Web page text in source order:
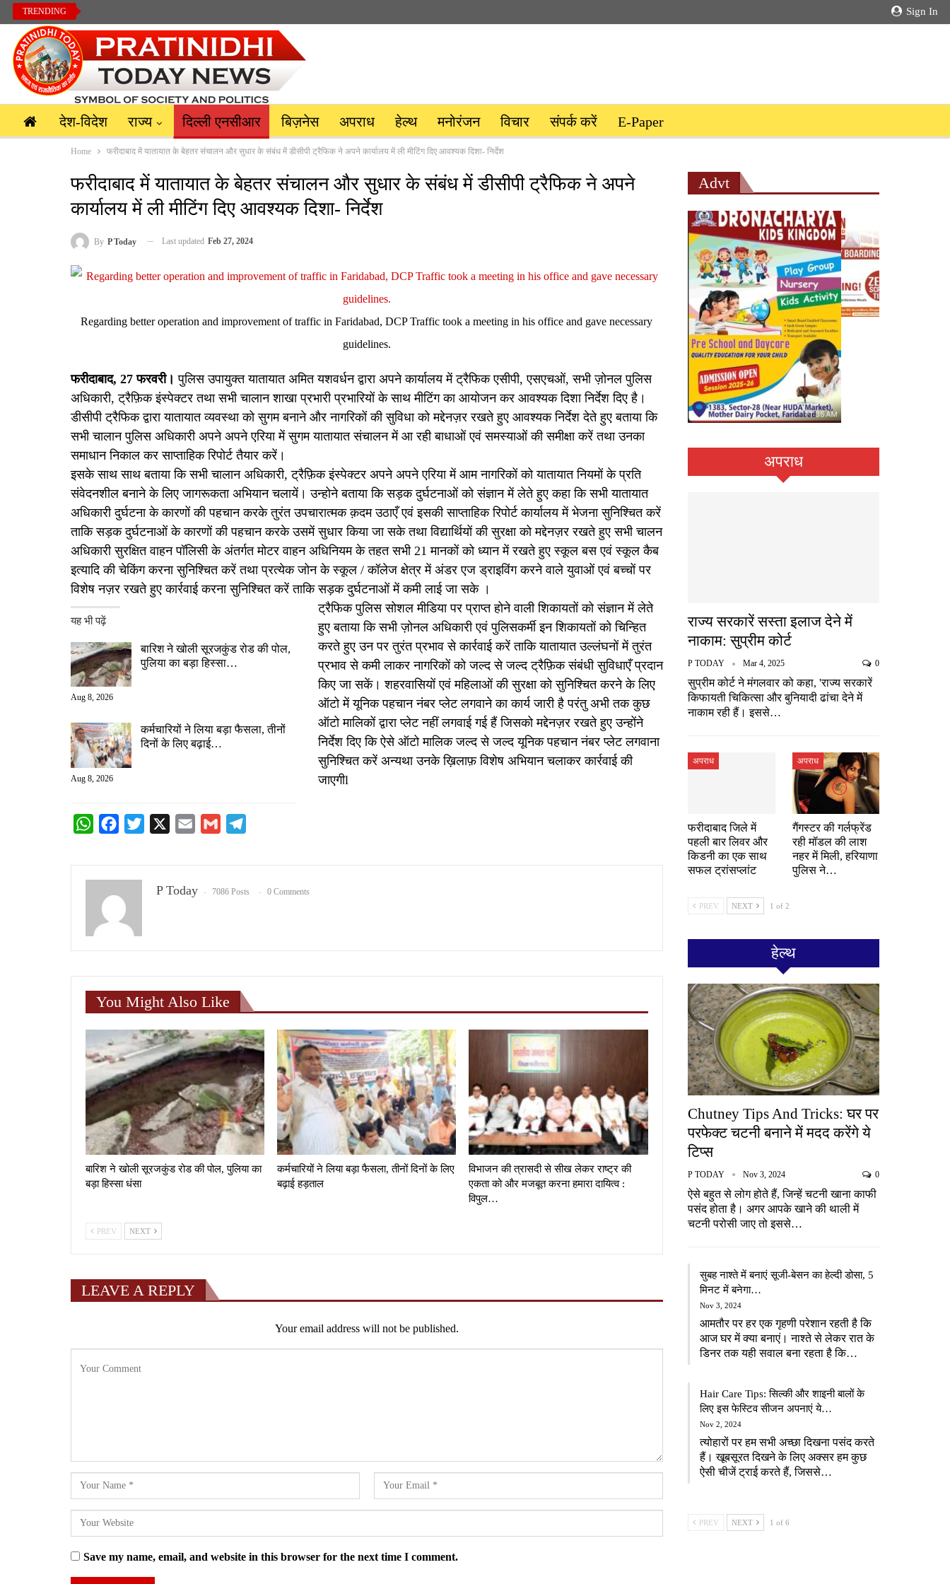
Sign In
TRENDING
देश-विदेश राज्य दिल्ली एनसीआर बिज़नेस अपराध हेल्थ मनोरंजन विचार संपर्क करें E-Paper
Home फरीदाबाद में यातायात के बेहतर संचालन और सुधार के संबंध में डीसीपी ट्रैफिक ने अपने कार्यालय में ली मीटिंग दिए आवश्यक दिशा- निर्देश
फरीदाबाद में यातायात के बेहतर संचालन और सुधार के संबंध में डीसीपी ट्रैफिक ने अपने
कार्यालय में ली मीटिंग दिए आवश्यक दिशा- निर्देश
By P Today Last updated Feb 27, 2024
Regarding better operation and improvement of traffic in Faridabad, DCP Traffic took a meeting in his office and gave necessary
guidelines.
फरीदाबाद, 27 फरवरी। पुलिस उपायुक्त यातायात अमित यशवर्धन द्वारा अपने कार्यालय में ट्रैफिक एसीपी, एसएचओं, सभी ज़ोनल पुलिस
अधिकारी, ट्रैफ़िक इंस्पेक्टर तथा सभी चालान शाखा प्रभारी प्रभारियों के साथ मीटिंग का आयोजन कर आवश्यक दिशा निर्देश दिए है।
डीसीपी ट्रैफिक द्वारा यातायात व्यवस्था को सुगम बनाने और नागरिकों की सुविधा को मद्देनज़र रखते हुए आवश्यक निर्देश देते हुए बताया कि
सभी चालान पुलिस अधिकारी अपने अपने एरिया में सुगम यातायात संचालन में आ रही बाधाओं एवं समस्याओं की समीक्षा करें तथा उनका
समाधान निकाल कर साप्ताहिक रिपोर्ट तैयार करें।
इसके साथ साथ बताया कि सभी चालान अधिकारी, ट्रैफ़िक इंस्पेक्टर अपने अपने एरिया में आम नागरिकों को यातायात नियमों के प्रति
संवेदनशील बनाने के लिए जागरूकता अभियान चलायें। उन्होने बताया कि सड़क दुर्घटनाओं को संज्ञान में लेते हुए कहा कि सभी यातायात
अधिकारी दुर्घटना के कारणों की पहचान करके तुरंत उपचारात्मक क़दम उठाएँ एवं इसकी साप्ताहिक रिपोर्ट कार्यालय में भेजना सुनिश्चित करें
ताकि सड़क दुर्घटनाओं के कारणों की पहचान करके उसमें सुधार किया जा सके तथा विद्यार्थियों की सुरक्षा को मद्देनज़र रखते हुए सभी चालन
अधिकारी सुरक्षित वाहन पॉलिसी के अंतर्गत मोटर वाहन अधिनियम के तहत सभी 21 मानकों को ध्यान में रखते हुए स्कूल बस एवं स्कूल कैब
इत्यादि की चेकिंग करना सुनिश्चित करें तथा प्रत्येक जोन के स्कूल / कॉलेज क्षेत्र में अंडर एज ड्राइविंग करने वाले युवाओं एवं बच्चों पर
विशेष नज़र रखते हुए कार्रवाई करना सुनिश्चित करें ताकि सड़क दुर्घटनाओं में कमी लाई जा सके ।
यह भी पढ़ें
बारिश ने खोली सूरजकुंड रोड की पोल,
पुलिया का बड़ा हिस्सा…
Aug 8, 2026
कर्मचारियों ने लिया बड़ा फैसला, तीनों
दिनों के लिए बढ़ाई…
Aug 8, 2026
ट्रैफिक पुलिस सोशल मीडिया पर प्राप्त होने वाली शिकायतों को संज्ञान में लेते
हुए बताया कि सभी ज़ोनल अधिकारी एवं पुलिसकर्मी इन शिकायतों को चिन्हित
करते हुए उन पर तुरंत प्रभाव से कार्रवाई करें ताकि यातायात उल्लंघनों में तुरंत
प्रभाव से कमी लाकर नागरिकों को जल्द से जल्द ट्रैफ़िक संबंधी सुविधाएँ प्रदान
किए जा सकें। शहरवासियों एवं महिलाओं की सुरक्षा को सुनिश्चित करने के लिए
ऑटो में यूनिक पहचान नंबर प्लेट लगवाने का कार्य जारी है परंतु अभी तक कुछ
ऑटो मालिकों द्वारा प्लेट नहीं लगवाई गई हैं जिसको मद्देनज़र रखते हुए उन्होंने
निर्देश दिए कि ऐसे ऑटो मालिक जल्द से जल्द यूनिक पहचान नंबर प्लेट लगवाना
सुनिश्चित करें अन्यथा उनके ख़िलाफ़ विशेष अभियान चलाकर कार्रवाई की
जाएगीl
WhatsAppFacebook
Twitter Email Gmail
P Today 7086 Posts 0 Comments
You Might Also Like
बारिश ने खोली सूरजकुंड रोड की पोल, पुलिया का
बड़ा हिस्सा धंसा
कर्मचारियों ने लिया बड़ा फैसला, तीनों दिनों के लिए
बढ़ाई हड़ताल
विभाजन की त्रासदी से सीख लेकर राष्ट्र की
एकता को और मजबूत करना हमारा दायित्व :
विपुल…
PREV NEXT
LEAVE A REPLY
Your email address will not be published.
Save my name, email, and website in this browser for the next time I comment.
Advt
अपराध
राज्य सरकारें सस्ता इलाज देने में
नाकाम: सुप्रीम कोर्ट
P TODAY Mar 4, 2025 0
सुप्रीम कोर्ट ने मंगलवार को कहा, 'राज्य सरकारें
किफायती चिकित्सा और बुनियादी ढांचा देने में
नाकाम रही हैं। इससे…
अपराध
फरीदाबाद जिले में
पहली बार लिवर और
किडनी का एक साथ
सफल ट्रांसप्लांट
अपराध
गैंगस्टर की गर्लफ्रेंड
रही मॉडल की लाश
नहर में मिली, हरियाणा
पुलिस ने…
PREV NEXT 1 of 2
हेल्थ
Chutney Tips And Tricks: घर पर
परफेक्ट चटनी बनाने में मदद करेंगे ये
टिप्स
P TODAY Nov 3, 2024 0
ऐसे बहुत से लोग होते हैं, जिन्हें चटनी खाना काफी
पसंद होता है। अगर आपके खाने की थाली में
चटनी परोसी जाए तो इससे…
सुबह नाश्ते में बनाएं सूजी-बेसन का हेल्दी डोसा, 5
मिनट में बनेगा…
Nov 3, 2024
आमतौर पर हर एक गृहणी परेशान रहती है कि
आज घर में क्या बनाएं। नाश्ते से लेकर रात के
डिनर तक यही सवाल बना रहता है कि…
Hair Care Tips: सिल्की और शाइनी बालों के
लिए इस फेस्टिव सीजन अपनाएं ये…
Nov 2, 2024
त्योहारों पर हम सभी अच्छा दिखना पसंद करते
हैं। खूबसूरत दिखने के लिए अक्सर हम कुछ
ऐसी चीजें ट्राई करते हैं, जिससे…
PREV NEXT 1 of 6